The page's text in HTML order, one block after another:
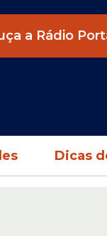
a Rádio
Dicas